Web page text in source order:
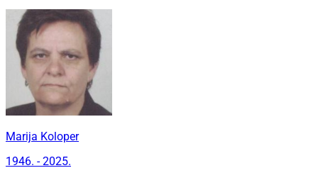
Marija Koloper
1946. - 2025.